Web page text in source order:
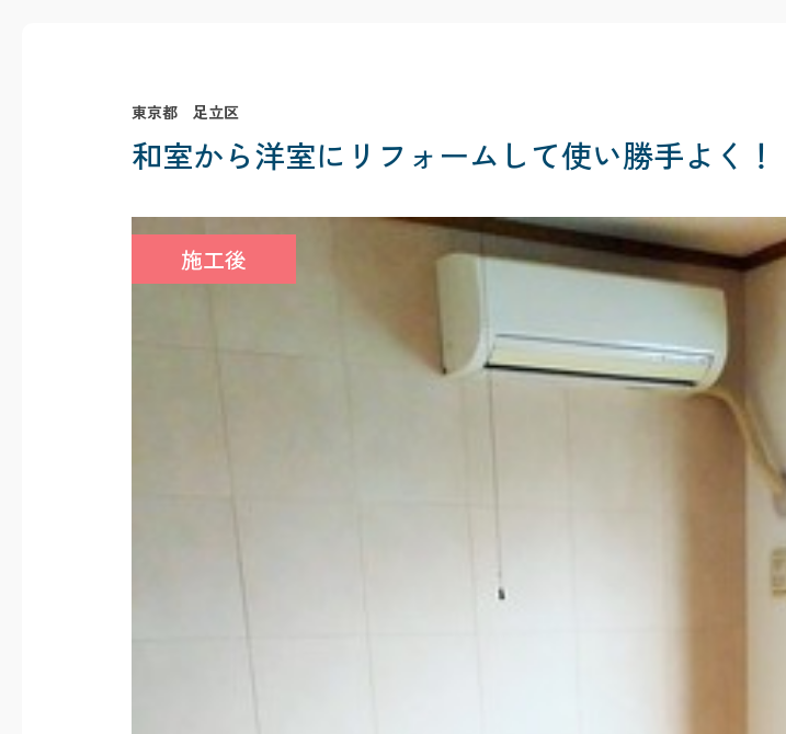
東京都 足立区
和室から洋室にリフォームして使い勝手よく！
施工後